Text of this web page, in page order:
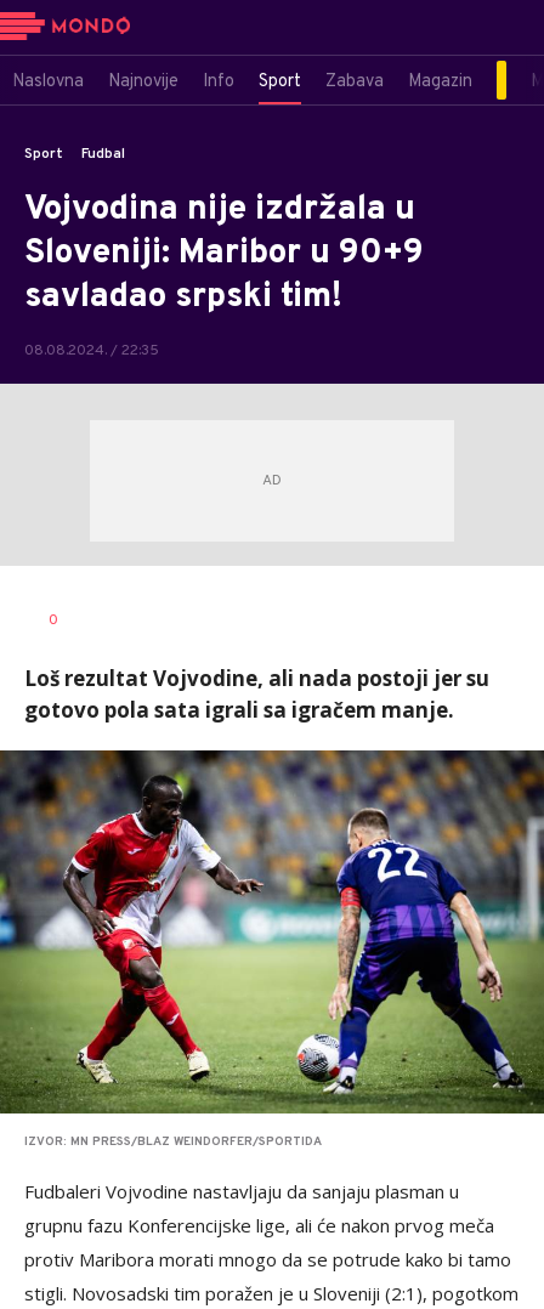
Naslovna Najnovije Info Sport Zabava Magazin
Sport Fudbal
Vojvodina nije izdržala u
Sloveniji: Maribor u 90+9
savladao srpski tim!
08.08.2024. / 22:35
AUTOR
0
Loš rezultat Vojvodine, ali nada postoji jer su
gotovo pola sata igrali sa igračem manje.
IZVOR: MN PRESS/BLAZ WEINDORFER/SPORTIDA
Fudbaleri Vojvodine nastavljaju da sanjaju plasman u
grupnu fazu Konferencijske lige, ali će nakon prvog meča
protiv Maribora morati mnogo da se potrude kako bi tamo
stigli. Novosadski tim poražen je u Sloveniji (2:1), pogotkom